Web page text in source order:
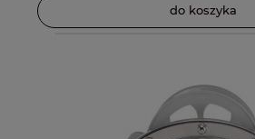
do koszyka